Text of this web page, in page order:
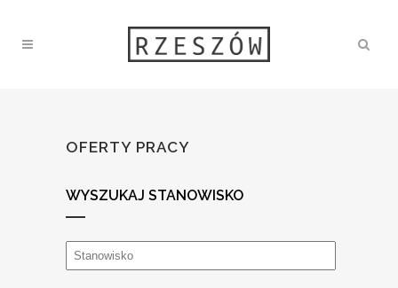
OFERTY PRACY
WYSZUKAJ STANOWISKO